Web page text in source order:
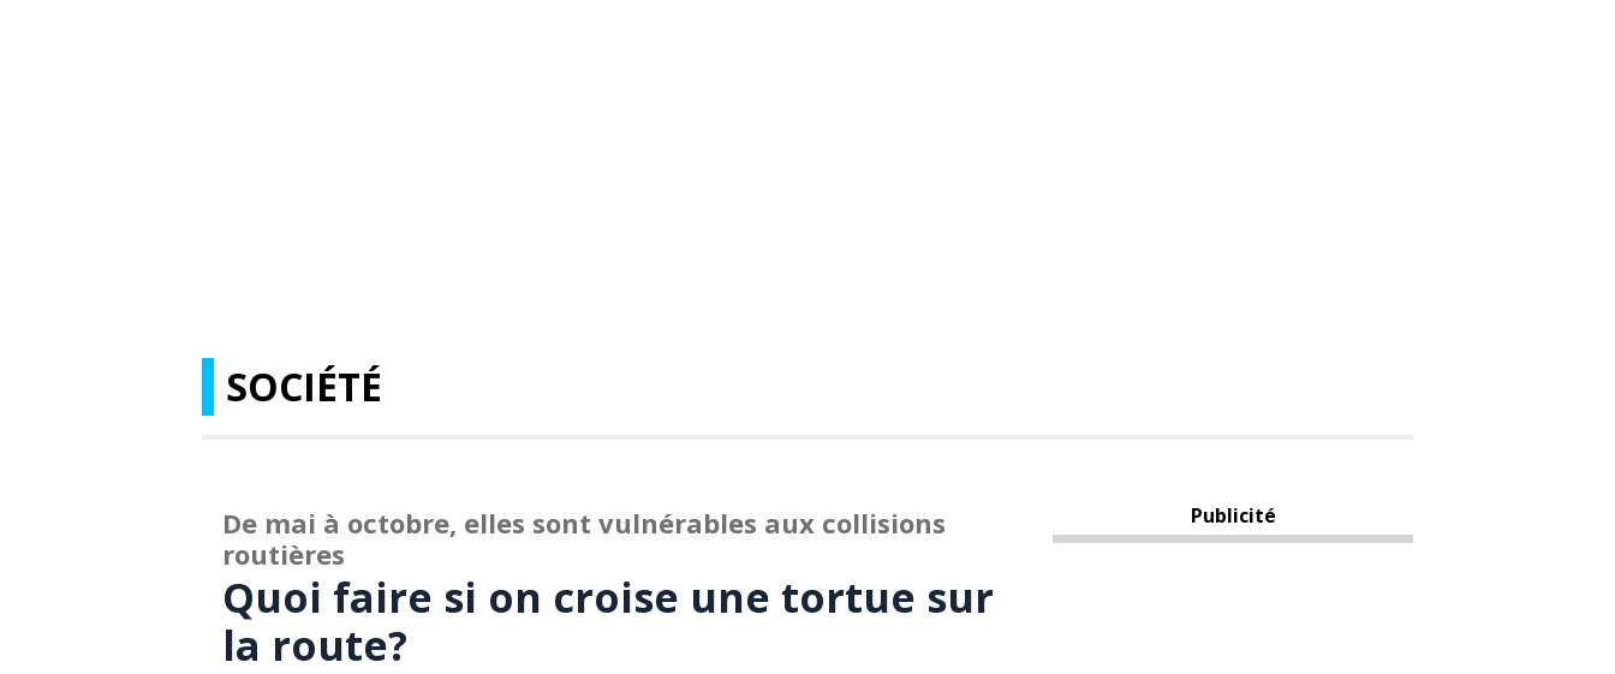
SOCIÉTÉ
De mai à octobre, elles sont vulnérables aux collisions
routières
Quoi faire si on croise une tortue sur
la route?
Publicité